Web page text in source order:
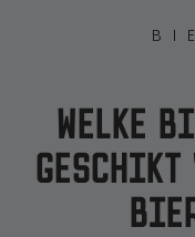
WELKE
GESCHIKT